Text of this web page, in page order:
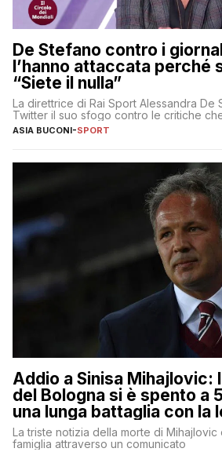
De Stefano contro i
l’hanno attaccata perché
“Siete il nulla”
La direttrice di Rai Sport Alessandra De
Twitter il suo sfogo contro le critiche
ASIA BUCONI-SPORT
Addio a Sinisa Mihajlovic:
del Bologna si è spento a
una lunga battaglia con la
La triste notizia della morte di Mihajlovic
famiglia attraverso un comunicato